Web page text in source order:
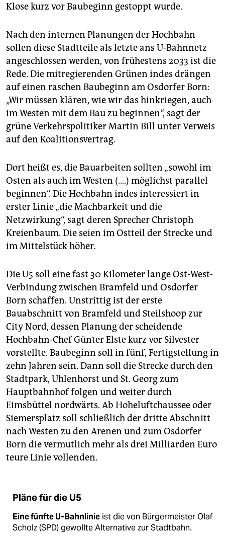
Klose kurz vor Baubeginn gestoppt wurde.
Nach den internen Planungen der Hochbahn
sollen diese Stadtteile als letzte ans U-Bahnnetz
angeschlossen werden, von frühestens 2033 ist die
Rede. Die mitregierenden Grünen indes drängen
auf einen raschen Baubeginn am Osdorfer Born:
„Wir müssen klären, wie wir das hinkriegen, auch
im Westen mit dem Bau zu beginnen“, sagt der
grüne Verkehrspolitiker Martin Bill unter Verweis
auf den Koalitionsvertrag.
Dort heißt es, die Bauarbeiten sollten „sowohl im
Osten als auch im Westen (....) möglichst parallel
beginnen“. Die Hochbahn indes interessiert in
erster Linie „die Machbarkeit und die
Netzwirkung“, sagt deren Sprecher Christoph
Kreienbaum. Die seien im Ostteil der Strecke und
im Mittelstück höher.
Die U5 soll eine fast 30 Kilometer lange Ost-West-
Verbindung zwischen Bramfeld und Osdorfer
Born schaffen. Unstrittig ist der erste
Bauabschnitt von Bramfeld und Steilshoop zur
City Nord, dessen Planung der scheidende
Hochbahn-Chef Günter Elste kurz vor Silvester
vorstellte. Baubeginn soll in fünf, Fertigstellung in
zehn Jahren sein. Dann soll die Strecke durch den
Stadtpark, Uhlenhorst und St. Georg zum
Hauptbahnhof folgen und weiter durch
Eimsbüttel nordwärts. Ab Hoheluftchaussee oder
Siemersplatz soll schließlich der dritte Abschnitt
nach Westen zu den Arenen und zum Osdorfer
Born die vermutlich mehr als drei Milliarden Euro
teure Linie vollenden.
Pläne für die U5
Eine fünfte U-Bahnlinie ist die von Bürgermeister Olaf
Scholz (SPD) gewollte Alternative zur Stadtbahn.